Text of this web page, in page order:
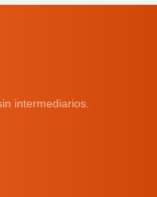
intermediarios.